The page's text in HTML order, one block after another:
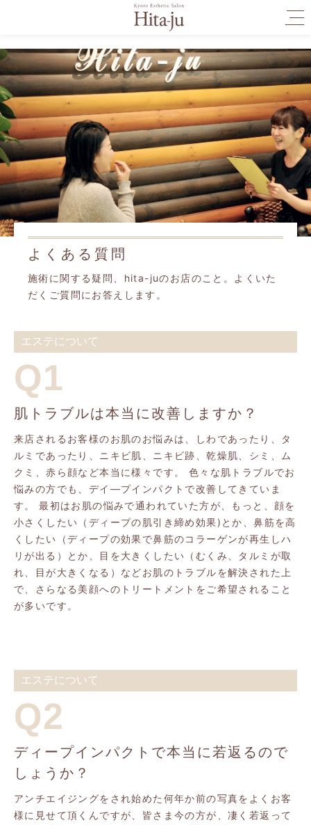
よくある質問
施術に関する疑問、hita-juのお店のこと。よくいた
だくご質問にお答えします。
エステについて
Q1
肌トラブルは本当に改善しますか？
来店されるお客様のお肌のお悩みは、しわであったり、タ
ルミであったり、ニキビ肌、ニキビ跡、乾燥肌、シミ、ム
クミ、赤ら顔など本当に様々です。 色々な肌トラブルでお
悩みの方でも、デイ―プインパクトで改善してきていま
す。 最初はお肌の悩みで通われていた方が、もっと、顔を
小さくしたい（ディープの肌引き締め効果)とか、鼻筋を高
くしたい（ディープの効果で鼻筋のコラーゲンが再生しハ
リが出る）とか、目を大きくしたい（むくみ、タルミが取
れ、目が大きくなる）などお肌のトラブルを解決された上
で、さらなる美顔へのトリートメントをご希望されること
が多いです。
エステについて
Q2
ディープインパクトで本当に若返るので
しょうか？
アンチエイジングをされ始めた何年か前の写真をよくお客
様に見せて頂くんですが、皆さま今の方が、凄く若返って